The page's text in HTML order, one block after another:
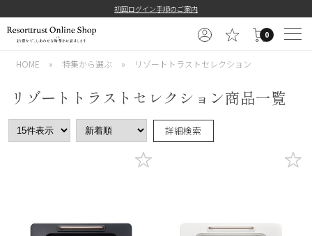
初回ログイン手順のご案内
0
HOME » 特集から選ぶ » リゾートトラストセレクション
リゾートトラストセレクション商品一覧
詳細検索